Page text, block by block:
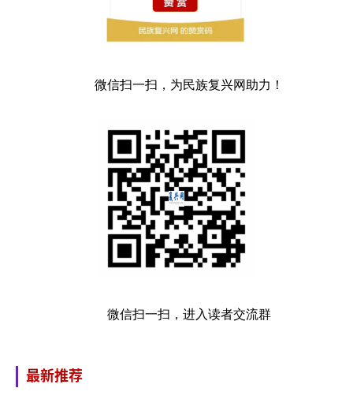
微信扫一扫，为民族复兴网助力！
微信扫一扫，进入读者交流群
最新推荐